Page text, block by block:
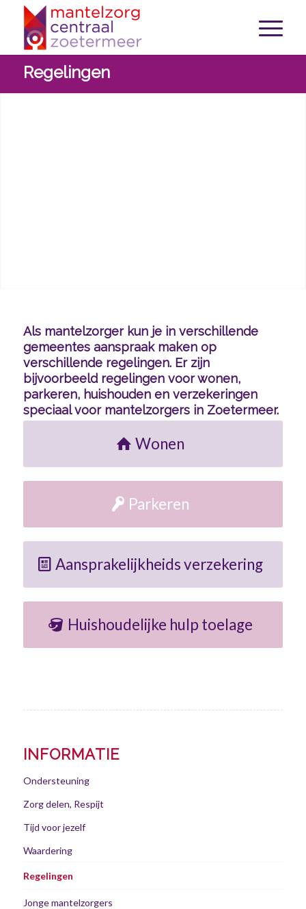
Regelingen
Als mantelzorger kun je in verschillende
gemeentes aanspraak maken op
verschillende regelingen. Er zijn
bijvoorbeeld regelingen voor wonen,
parkeren, huishouden en verzekeringen
speciaal voor mantelzorgers in Zoetermeer.
Wonen
Parkeren
Aansprakelijkheids verzekering
Huishoudelijke hulp toelage
INFORMATIE
Ondersteuning
Zorg delen, Respijt
Tijd voor jezelf
Waardering
Regelingen
Jonge mantelzorgers